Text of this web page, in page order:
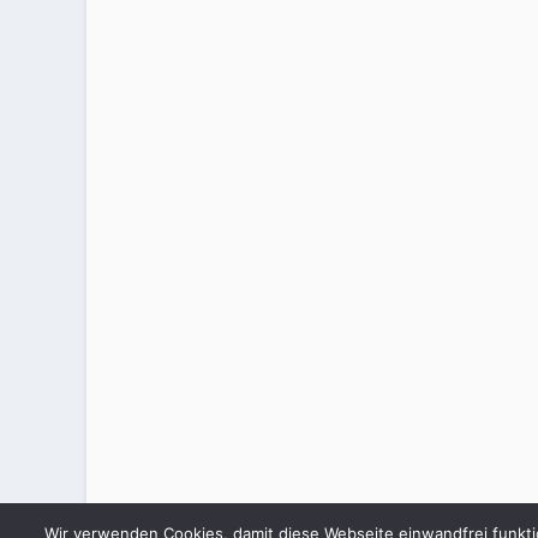
Wir verwenden Cookies, damit diese Webseite einwandfrei